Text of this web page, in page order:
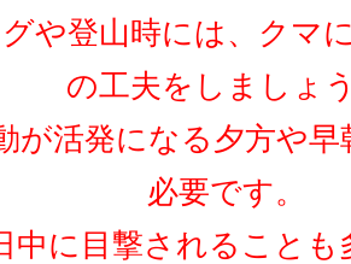
や登山時には、クマ
の工夫をしましょ
が活発になる夕方や
必要です。
中に目撃されることも